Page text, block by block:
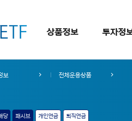
상품정보 투자정
보 전체운용상품
당 패시브 개인연금 퇴직연금